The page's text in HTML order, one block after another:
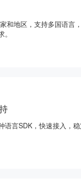
和地区，支持多国语言
语言SDK，快速接入，